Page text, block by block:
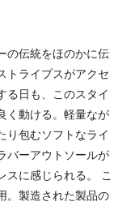
の伝統をほのかに伝
トライプスがアクセ
る日も、このスタイ
く動ける。軽量なが
り包むソフトなライ
バーアウトソールが
スに感じられる。 こ
。製造された製品の